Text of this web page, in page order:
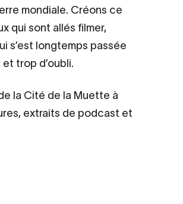
mondiale. Créons ce
qui sont allés filmer,
s’est longtemps passée
trop d’oubli.
la Cité de la Muette à
extraits de podcast et